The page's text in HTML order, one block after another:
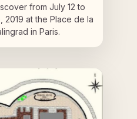
from July 12 to
2019 at the Place de la
in Paris.
DU PROJET